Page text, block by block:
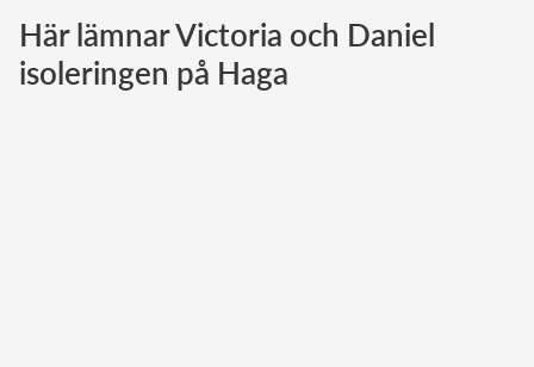
Norska kungahuset
Danska kungahuset
Här lämnar Victoria och Daniel
isoleringen på Haga